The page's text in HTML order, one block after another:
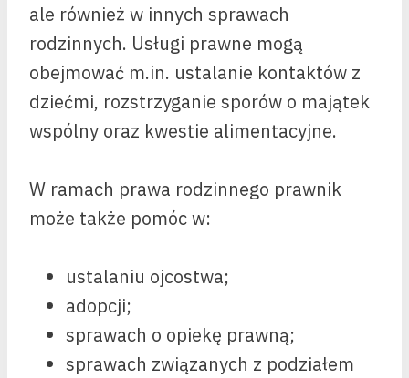
ale również w innych sprawach
rodzinnych. Usługi prawne mogą
obejmować m.in. ustalanie kontaktów z
dziećmi, rozstrzyganie sporów o majątek
wspólny oraz kwestie alimentacyjne.
W ramach prawa rodzinnego prawnik
może także pomóc w:
ustalaniu ojcostwa;
adopcji;
sprawach o opiekę prawną;
sprawach związanych z podziałem